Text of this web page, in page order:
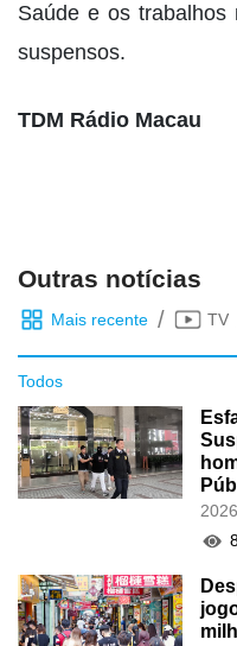
Saúde e os trabalhos
suspensos.
TDM Rádio Macau
Outras notícias
Mais recente / TV
Todos